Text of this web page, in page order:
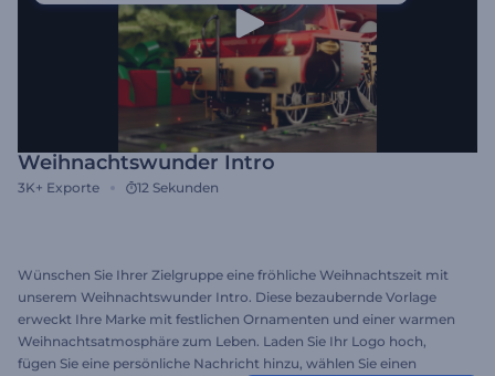
Weihnachtswunder Intro
3K+ Exporte 12 Sekunden
Wünschen Sie Ihrer Zielgruppe eine fröhliche Weihnachtszeit mit
unserem Weihnachtswunder Intro. Diese bezaubernde Vorlage
erweckt Ihre Marke mit festlichen Ornamenten und einer warmen
Weihnachtsatmosphäre zum Leben. Laden Sie Ihr Logo hoch,
fügen Sie eine persönliche Nachricht hinzu, wählen Sie einen